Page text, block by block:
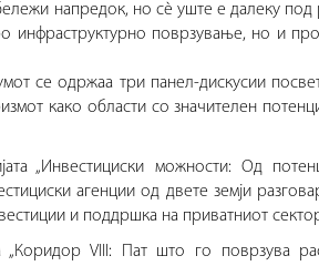
напредок, но сè уште е далеку под
инфраструктурно поврзување, но и
се одржаа три панел-дискусии
како области со значителен
„Инвестициски можности: Од
агенции од двете земји
и поддршка на приватниот
„Коридор VIII: Пат што го поврзува